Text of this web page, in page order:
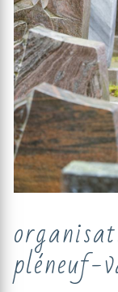
pléneuf-